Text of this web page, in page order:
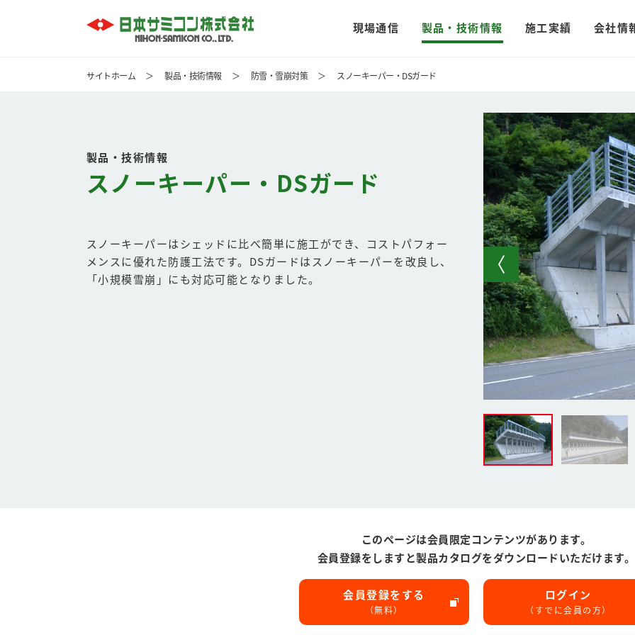
現場通信 製品・技術情報 施工実績 会社情
サイトホーム ＞ 製品・技術情報 ＞ 防雪・雪崩対策 ＞ スノーキーパー・DSガード
製品・技術情報
スノーキーパー・DSガード
スノーキーパーはシェッドに比べ簡単に施工ができ、コストパフォー
メンスに優れた防護工法です。DSガードはスノーキーパーを改良し、
「小規模雪崩」にも対応可能となりました。
このページは会員限定コンテンツがあります。
会員登録をしますと製品カタログをダウンロードいただけます。
会員登録をする
（無料）
ログイン
（すでに会員の方）